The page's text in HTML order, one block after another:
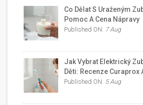
Co Dělat S Uraženým
Pomoc A Cena Nápravy
Published ON: 7 Aug
Jak Vybrat Elektrický
Děti: Recenze Curaprox
Published ON: 5 Aug